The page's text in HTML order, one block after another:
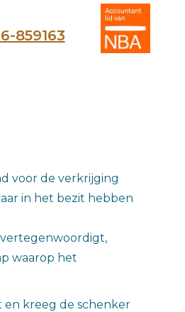
859163
voor de verkrijging
in het bezit hebben
waarop het
en kreeg de schenker